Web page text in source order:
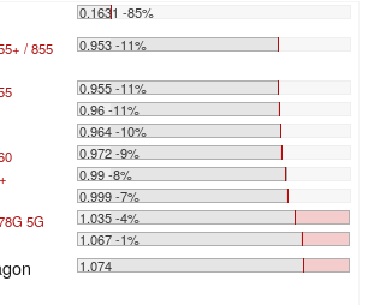
0.1631 -85%
/ 855
0.953 -11%
0.955 -11%
0.96 -11%
0.964 -10%
0.972 -9%
0.99 -8%
0.999 -7%
5G
1.035 -4%
1.067 -1%
1.074